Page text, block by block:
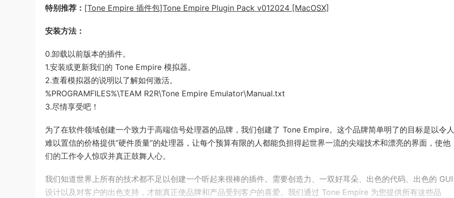
特别推荐： [Tone Empire 插件包]Tone Empire Plugin Pack v012024 [MacOSX]
安装方法：
0.卸载以前版本的插件。
1.安装或更新我们的 Tone Empire 模拟器。
2.查看模拟器的说明以了解如何激活。
%PROGRAMFILES%\TEAM R2R\Tone Empire Emulator\Manual.txt
3.尽情享受吧！
为了在软件领域创建一个致力于高端信号处理器的品牌，我们创建了 Tone Empire。这个品牌简单明了的目标是以令人
难以置信的价格提供“硬件质量”的处理器，让每个预算有限的人都能负担得起世界一流的尖端技术和漂亮的界面，使他
们的工作令人惊叹并真正鼓舞人心。
我们知道世界上所有的技术都不足以创建一个听起来很棒的插件。需要创造力、一双好耳朵、出色的代码、出色的 GUI
设计以及对客户的出色支持，才能真正使品牌和产品受到客户的喜爱。我们通过 Tone Empire 为您提供所有这些品